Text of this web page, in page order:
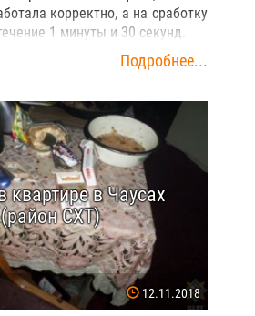
корректно, а на сработку
1 минуты и 30 секунд.
Подробнее...
квартире в Чаусах
(район СХТ)
12.11.2018